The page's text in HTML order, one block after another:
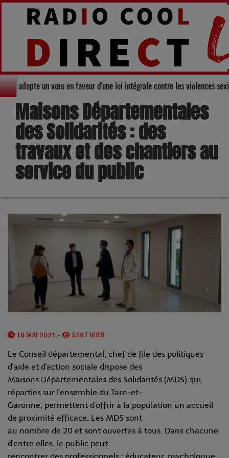
Gers adopte un vœu en faveur d'une loi intégrale contre les
Maisons Départementales
des Solidarités : des
travaux et des chantiers au
service du public
18 MAI 2021 - 5287 VUES
Le Conseil départemental, chef de file des politiques
d'aide et d'action sociale dispose des
Maisons Départementales des Solidarités (MDS) qui,
réparties sur l'ensemble du Tarn-et-
Garonne, permettent d'offrir à la population un accueil
de proximité efficace. Les MDS sont
au nombre de 20 et sont ouvertes à tous. Dans chacune
d'entre elles, le public peut
rencontrer des professionnels : éducateur, psychologue,